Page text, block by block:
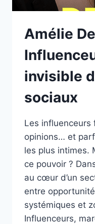
Amélie
invisible
sociaux
Les influenceurs
opinions… et
les plus intimes.
ce pouvoir ?
au cœur d’un
entre
systémiques et
Influenceurs,